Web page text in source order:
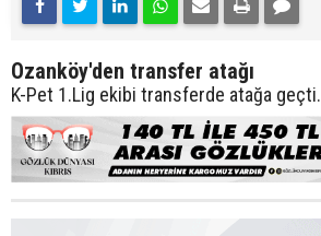
Ozanköy'den transfer atağı
K-Pet 1.Lig ekibi transferde atağa geçti.